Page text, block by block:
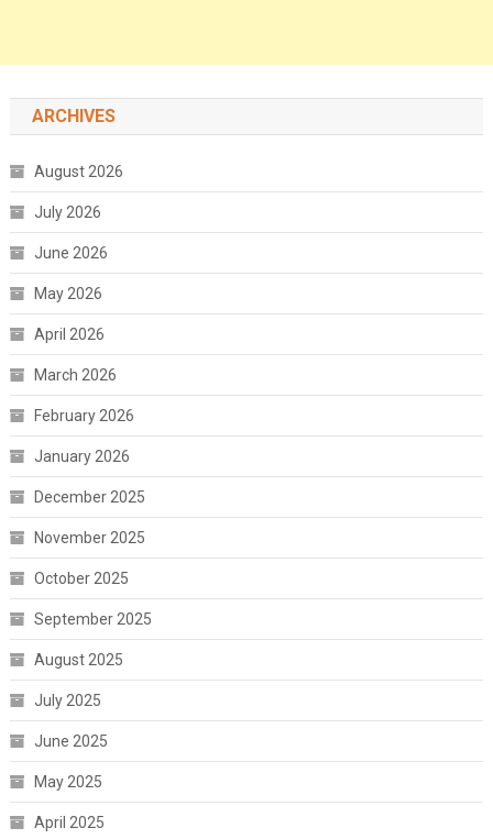
ARCHIVES
August 2026
July 2026
June 2026
May 2026
April 2026
March 2026
February 2026
January 2026
December 2025
November 2025
October 2025
September 2025
August 2025
July 2025
June 2025
May 2025
April 2025